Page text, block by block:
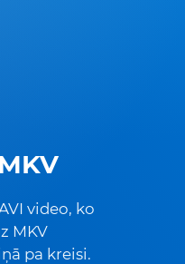
video, ko
MKV
pa kreisi.